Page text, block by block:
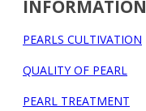
INFORMATION
PEARLS CULTIVATION
QUALITY OF PEARL
PEARL TREATMENT